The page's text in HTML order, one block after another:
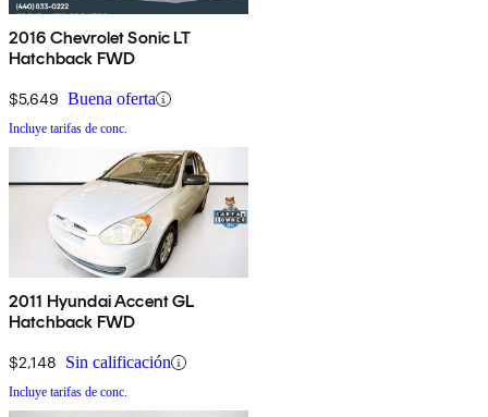
2016 Chevrolet Sonic LT
Hatchback FWD
$5,649 Buena oferta
Incluye tarifas de conc.
2011 Hyundai Accent GL
Hatchback FWD
$2,148 Sin calificación
Incluye tarifas de conc.